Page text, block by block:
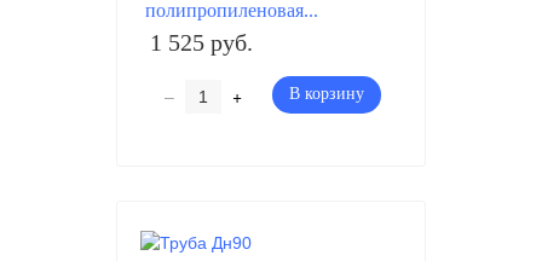
полипропиленовая...
1 525 руб.
– + В корзину